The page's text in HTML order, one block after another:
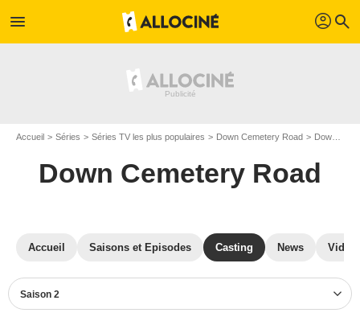
menu profil search
Accueil Séries Séries TV les plus populaires Down Cemetery Road Down Cemetery Road S02
Down Cemetery Road
Accueil Saisons et Episodes Casting News
Saison 2